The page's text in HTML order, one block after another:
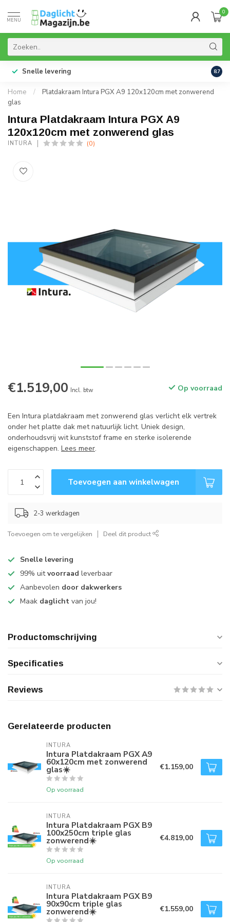
MENU
0
Snelle levering 99%
8.7
Home /
Platdakraam Intura PGX A9 120x120cm met zonwerend
glas
Intura Platdakraam Intura PGX A9
120x120cm met zonwerend glas
INTURA (0)
€1.519,00 Incl. btw Op voorraad
Een Intura platdakraam met zonwerend glas verlicht elk vertrek
onder het platte dak met natuurlijk licht. Uniek design,
onderhoudsvrij wit kunststof frame en sterke isolerende
eigenschappen. Lees meer.
Toevoegen aan winkelwagen
2-3 werkdagen
Toevoegen om te vergelijken Deel dit product
Snelle levering
99% uitvoorraad leverbaar
Aanbevolen door dakwerkers
Maak daglicht van jou!
Productomschrijving
Specificaties
Reviews
Gerelateerde producten
INTURA
Intura Platdakraam PGX A9
60x120cm met zonwerend
glas☀️
Op voorraad
€1.159,00
INTURA
Intura Platdakraam PGX B9
100x250cm triple glas
zonwerend☀️
Op voorraad
€4.819,00
INTURA
Intura Platdakraam PGX B9
90x90cm triple glas
zonwerend☀️ €1.559,00